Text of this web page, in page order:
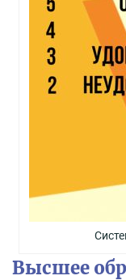
Высшее